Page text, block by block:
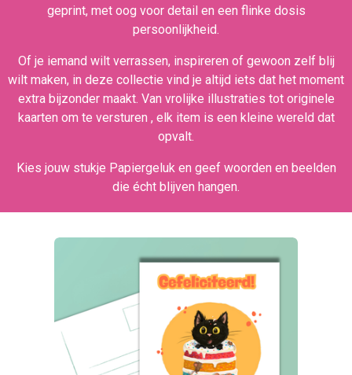
geprint, met oog voor detail en een flinke dosis
persoonlijkheid.
Of je iemand wilt verrassen, inspireren of gewoon zelf blij
wilt maken, in deze collectie vind je altijd iets dat het moment
extra bijzonder maakt. Van vrolijke illustraties tot originele
kaarten om te versturen , elk item is een kleine wereld dat
opvalt.
Kies jouw stukje Papiergeluk en geef woorden en beelden
die écht blijven hangen.